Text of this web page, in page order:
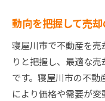
動向を把握して売
寝屋川市で不動産を
りと把握し、最適な
です。寝屋川市の不
により価格や需要が